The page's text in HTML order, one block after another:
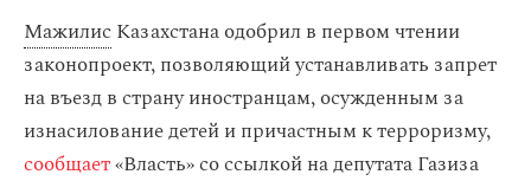
МажилисКазахстана одобрил в первом чтении
законопроект, позволяющий устанавливать запрет
на въезд в страну иностранцам, осужденным за
изнасилование детей и причастным к терроризму,
сообщает«Власть» со ссылкой на депутата Газиза